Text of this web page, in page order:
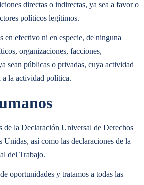
enconclusiones factiblesy garantiza una
directas o indirectas, ya sea a favor o
políticos legítimos.
en efectivo ni en especie, de ninguna
organizaciones, facciones,
sean públicas o privadas, cuya actividad
a la actividad política.
de la Declaración Universal de Derechos
Unidas, así como las declaraciones de la
del Trabajo.
oportunidades y tratamos a todas las